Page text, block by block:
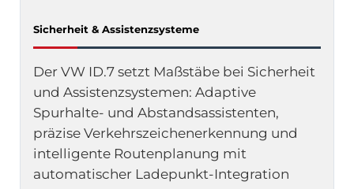
Sicherheit & Assistenzsysteme
Der VW ID.7 setzt Maßstäbe bei Sicherheit
und Assistenzsystemen: Adaptive
Spurhalte- und Abstandsassistenten,
präzise Verkehrszeichenerkennung und
intelligente Routenplanung mit
automatischer Ladepunkt-Integration